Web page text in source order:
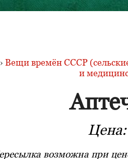
› Вещи времён СССР
и
Цена:
возможна при